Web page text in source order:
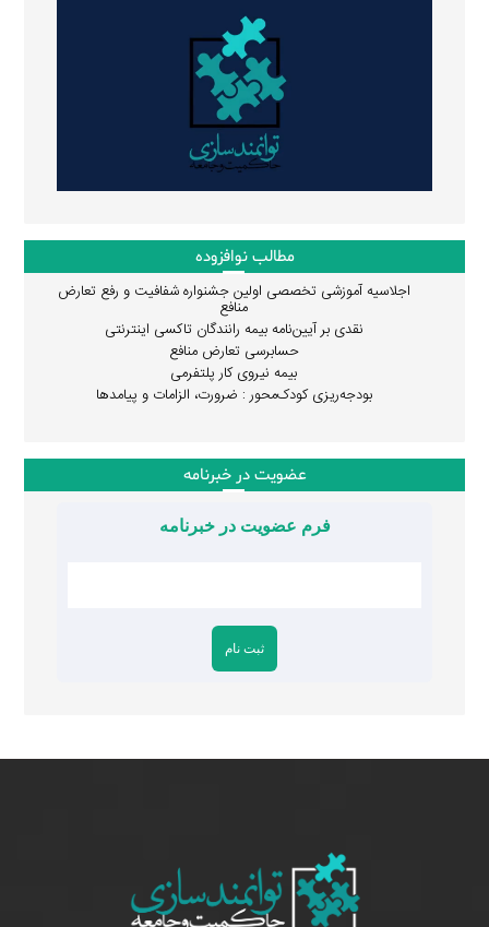
مطالب نوافزوده
اجلاسیه آموزشی تخصصی اولین جشنواره شفافیت و رفع تعارض
منافع
نقدی بر آیین‌نامه بیمه رانندگان تاکسی اینترنتی
حسابرسی تعارض منافع
بیمه نیروی کار پلتفرمی
بودجه‌ریزی کودک‌محور : ضرورت، الزامات و پیامدها
عضویت در خبرنامه
فرم عضویت در خبرنامه